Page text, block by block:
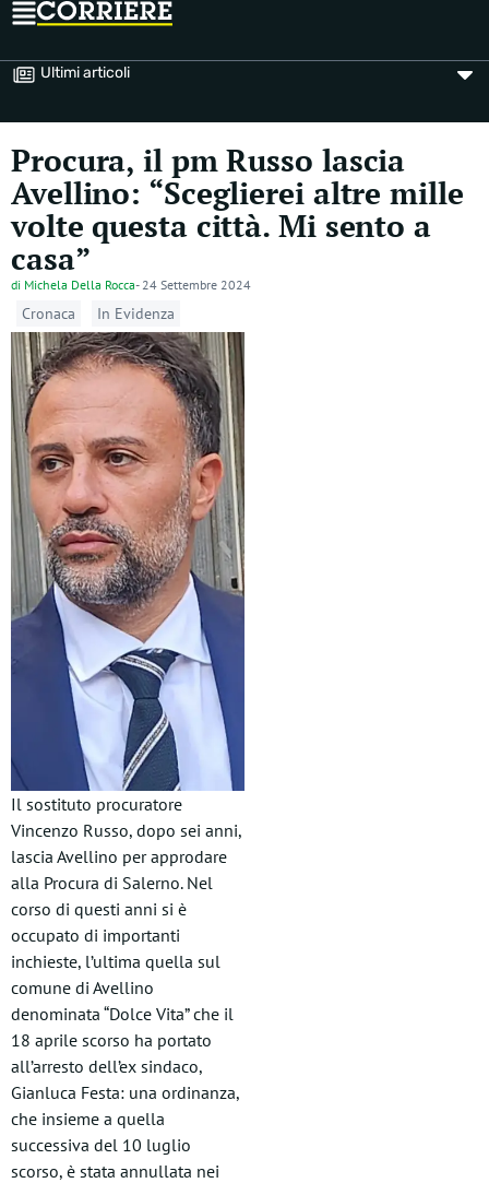
Ultimi articoli
Procura, il pm Russo lascia
Avellino: “Sceglierei altre mille
volte questa città. Mi sento a
casa”
di Michela Della Rocca- 24 Settembre 2024
Cronaca In Evidenza
Il sostituto procuratore
Vincenzo Russo, dopo sei anni,
lascia Avellino per approdare
alla Procura di Salerno. Nel
corso di questi anni si è
occupato di importanti
inchieste, l’ultima quella sul
comune di Avellino
denominata “Dolce Vita” che il
18 aprile scorso ha portato
all’arresto dell’ex sindaco,
Gianluca Festa: una ordinanza,
che insieme a quella
successiva del 10 luglio
scorso, è stata annullata nei